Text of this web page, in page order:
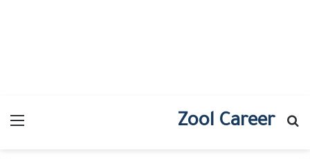
Zool Career
بحث عن